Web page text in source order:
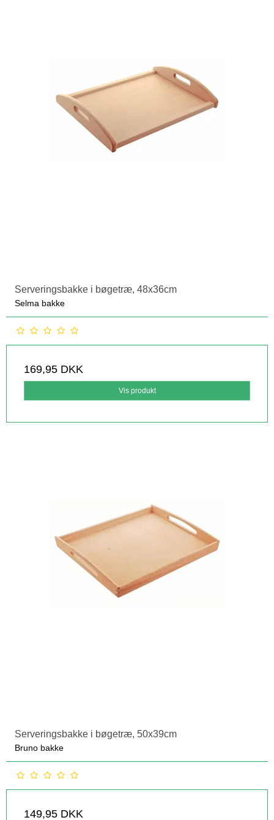
Serveringsbakke i bøgetræ, 48x36cm
Selma bakke
169,95 DKK
Vis produkt
Serveringsbakke i bøgetræ, 50x39cm
Bruno bakke
149,95 DKK